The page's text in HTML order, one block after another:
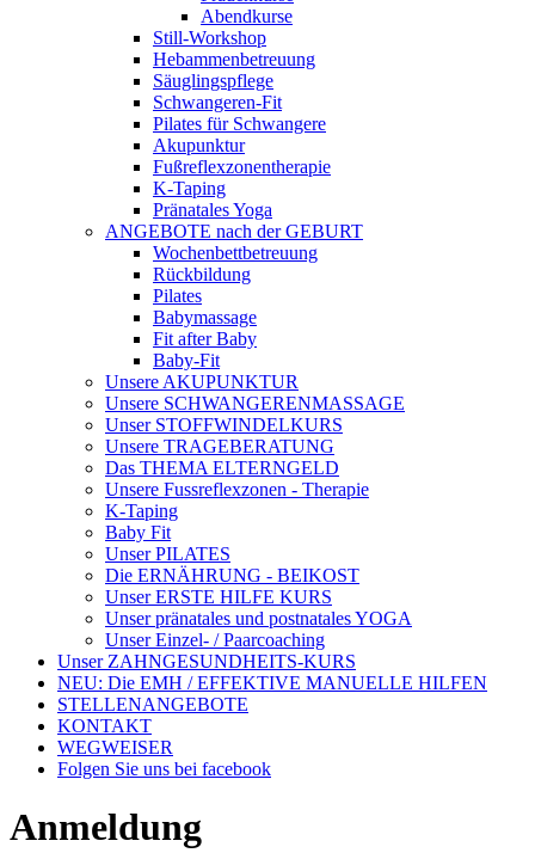
Abendkurse
Still-Workshop
Hebammenbetreuung
Säuglingspflege
Schwangeren-Fit
Pilates für Schwangere
Akupunktur
Fußreflexzonentherapie
K-Taping
Pränatales Yoga
ANGEBOTE nach der GEBURT
Wochenbettbetreuung
Rückbildung
Pilates
Babymassage
Fit after Baby
Baby-Fit
Unsere AKUPUNKTUR
Unsere SCHWANGERENMASSAGE
Unser STOFFWINDELKURS
Unsere TRAGEBERATUNG
Das THEMA ELTERNGELD
Unsere Fussreflexzonen - Therapie
K-Taping
Baby Fit
Unser PILATES
Die ERNÄHRUNG - BEIKOST
Unser ERSTE HILFE KURS
Unser pränatales und postnatales YOGA
Unser Einzel- / Paarcoaching
Unser ZAHNGESUNDHEITS-KURS
NEU: Die EMH / EFFEKTIVE MANUELLE HILFEN
STELLENANGEBOTE
KONTAKT
WEGWEISER
Folgen Sie uns bei facebook
Anmeldung